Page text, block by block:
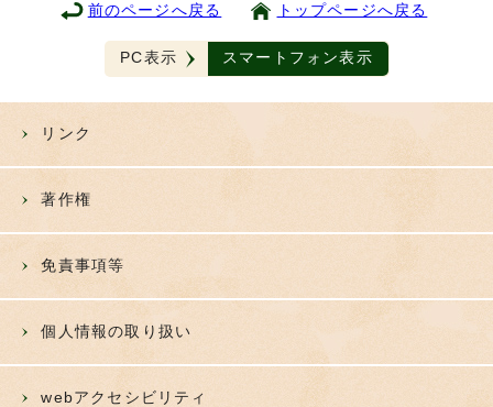
前のページへ戻る トップページへ戻る
PC表示 スマートフォン表示
リンク
著作権
免責事項等
個人情報の取り扱い
webアクセシビリティ